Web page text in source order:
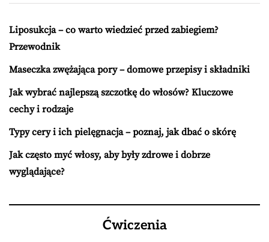
Liposukcja – co warto wiedzieć przed zabiegiem?
Przewodnik
Maseczka zwężająca pory – domowe przepisy i składniki
Jak wybrać najlepszą szczotkę do włosów? Kluczowe
cechy i rodzaje
Typy cery i ich pielęgnacja – poznaj, jak dbać o skórę
Jak często myć włosy, aby były zdrowe i dobrze
wyglądające?
Ćwiczenia